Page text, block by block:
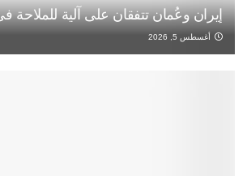
إيران وعُمان تتفقان على آلية
أغسطس 5, 2026